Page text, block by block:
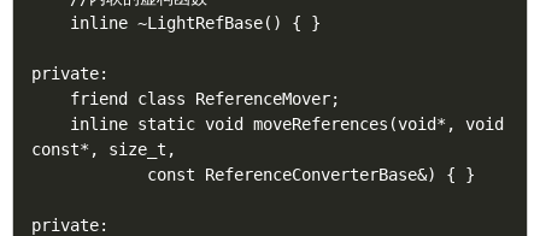
private:
const*, size_t,
private: